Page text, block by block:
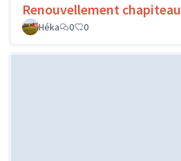
Renouvellement chapiteau
Héka
0 0